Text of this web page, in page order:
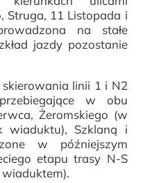
Struga, 11 Listopada i
na stałe
jazdy pozostanie
linii 1 i N2
w obu
Żeromskiego (w
wiaduktu), Szklaną i
w późniejszym
etapu trasy N-S
wiaduktem).